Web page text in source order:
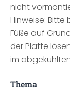
nicht
Hinweise:
Füße auf
der Platte
im
Thema